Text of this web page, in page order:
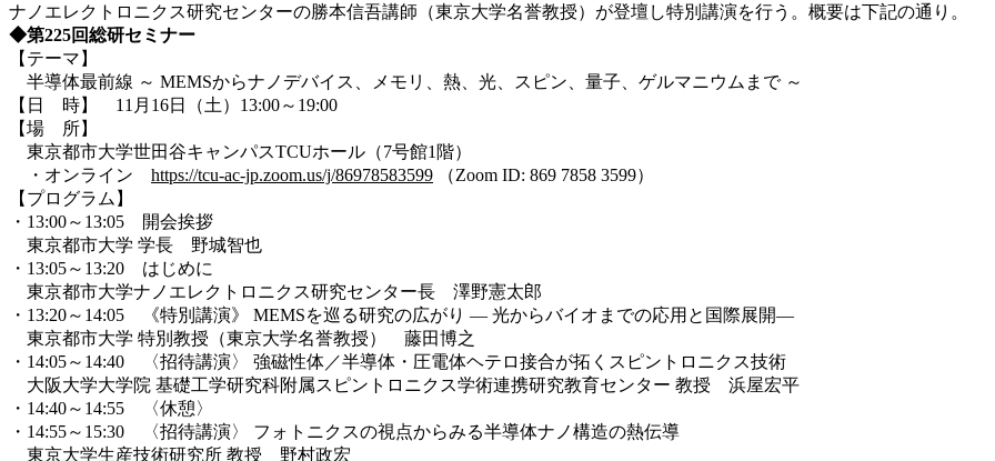
ナノエレクトロニクス研究センターの勝本信吾講師（東京大学名誉教授）が登壇し特別講演を行う。概要は下記の通り。
◆第225回総研セミナー
【テーマ】
半導体最前線 ～ MEMSからナノデバイス、メモリ、熱、光、スピン、量子、ゲルマニウムまで ～
【日 時】 11月16日（土）13:00～19:00
【場 所】
東京都市大学世田谷キャンパスTCUホール（7号館1階）
・オンライン https://tcu-ac-jp.zoom.us/j/86978583599 （Zoom ID: 869 7858 3599）
【プログラム】
・13:00～13:05 開会挨拶
東京都市大学 学長 野城智也
・13:05～13:20 はじめに
東京都市大学ナノエレクトロニクス研究センター長 澤野憲太郎
・13:20～14:05 《特別講演》 MEMSを巡る研究の広がり ― 光からバイオまでの応用と国際展開―
東京都市大学 特別教授（東京大学名誉教授） 藤田博之
・14:05～14:40 〈招待講演〉 強磁性体／半導体・圧電体ヘテロ接合が拓くスピントロニクス技術
大阪大学大学院 基礎工学研究科附属スピントロニクス学術連携研究教育センター 教授 浜屋宏平
・14:40～14:55 〈休憩〉
・14:55～15:30 〈招待講演〉 フォトニクスの視点からみる半導体ナノ構造の熱伝導
東京大学生産技術研究所 教授 野村政宏